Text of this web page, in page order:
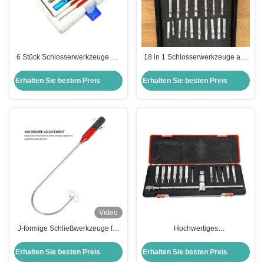
6 Stück Schlosserwerkzeuge mit
Schlosspickwerkzeugen
Erhalten Sie besten Preis
18 in 1 Schlosserwerkzeuge aus
Erhalten Sie besten Preis
Video
J-förmige Schließwerkzeuge für
Erhalten Sie besten Preis
Hochwertiges
Erhalten Sie besten Preis